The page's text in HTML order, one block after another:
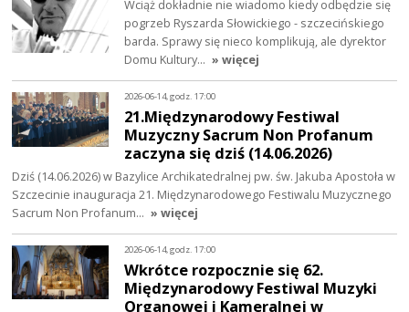
Wciąż dokładnie nie wiadomo kiedy odbędzie się
pogrzeb Ryszarda Słowickiego - szczecińskiego
barda. Sprawy się nieco komplikują, ale dyrektor
Domu Kultury… » więcej
2026-06-14, godz. 17:00
21.Międzynarodowy Festiwal
Muzyczny Sacrum Non Profanum
zaczyna się dziś (14.06.2026)
Dziś (14.06.2026) w Bazylice Archikatedralnej pw. św. Jakuba Apostoła w
Szczecinie inauguracja 21. Międzynarodowego Festiwalu Muzycznego
Sacrum Non Profanum… » więcej
2026-06-14, godz. 17:00
Wkrótce rozpocznie się 62.
Międzynarodowy Festiwal Muzyki
Organowej i Kameralnej w